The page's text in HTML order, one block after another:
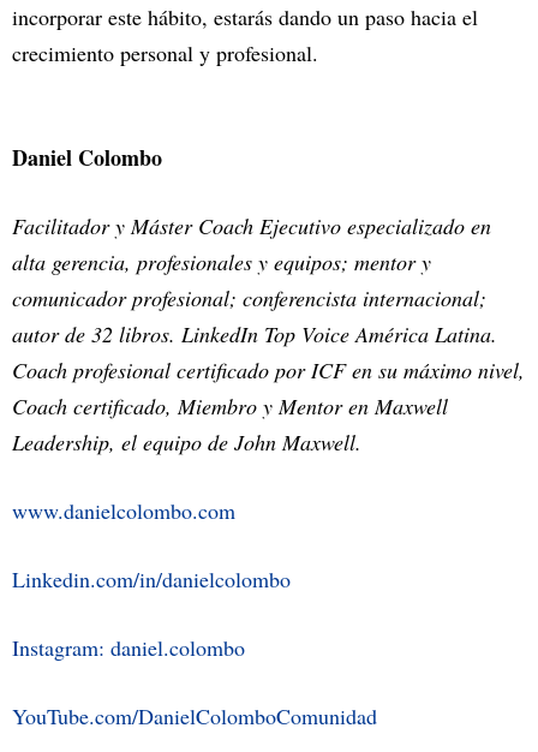
incorporar este hábito, estarás dando un paso hacia el
crecimiento personal y profesional.
Daniel Colombo
Facilitador y Máster Coach Ejecutivo especializado en
alta gerencia, profesionales y equipos; mentor y
comunicador profesional; conferencista internacional;
autor de 32 libros. LinkedIn Top Voice América Latina.
Coach profesional certificado por ICF en su máximo nivel,
Coach certificado, Miembro y Mentor en Maxwell
Leadership, el equipo de John Maxwell.
www.danielcolombo.com
Linkedin.com/in/danielcolombo
Instagram: daniel.colombo
YouTube.com/DanielColomboComunidad